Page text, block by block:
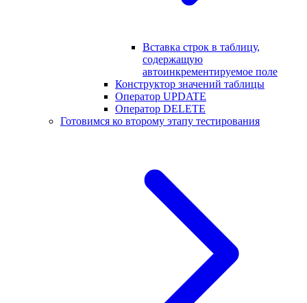
Вставка строк в таблицу,
содержащую
автоинкрементируемое поле
Конструктор значений таблицы
Оператор UPDATE
Оператор DELETE
Готовимся ко второму этапу тестирования